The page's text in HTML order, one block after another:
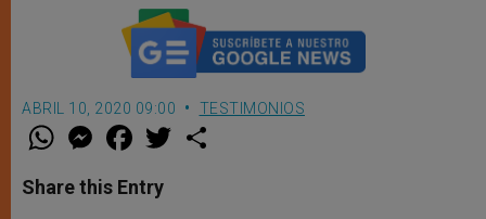
ABRIL 10, 2020 09:00 TESTIMONIOS
W
t
s
M
e
s
e
F
a
e
b
w
Share this Entry